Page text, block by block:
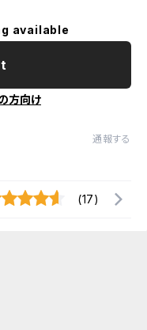
available
方向け
通報する
(17)